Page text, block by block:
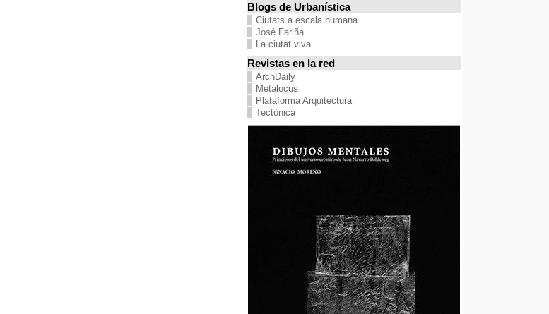
Blogs de Urbanística
Ciutats a escala humana
José Fariña
La ciutat viva
Revistas en la red
ArchDaily
Metalocus
Plataforma Arquitectura
Tectònica